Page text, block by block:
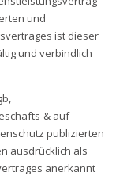
und
ist dieser
und verbindlich
& auf
publizierten
ausdrücklich als
anerkannt